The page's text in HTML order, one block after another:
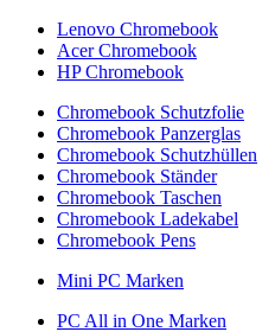
Lenovo Chromebook
Acer Chromebook
HP Chromebook
Chromebook Schutzfolie
Chromebook Panzerglas
Chromebook Schutzhüllen
Chromebook Ständer
Chromebook Taschen
Chromebook Ladekabel
Chromebook Pens
Mini PC Marken
PC All in One Marken